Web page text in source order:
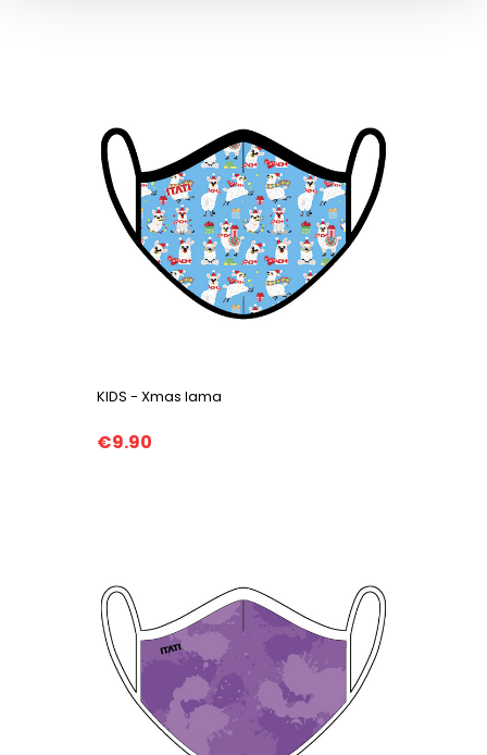
KIDS - Xmas lama
€9.90